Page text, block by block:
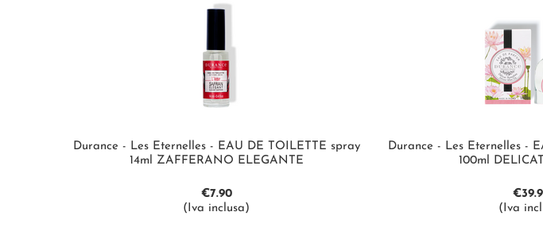
Durance - Les Eternelles - EAU DE TOILETTE spray
14ml ZAFFERANO ELEGANTE
€7.90
(Iva inclusa)
Durance - Les Eternelles -
100ml
€
(Iva